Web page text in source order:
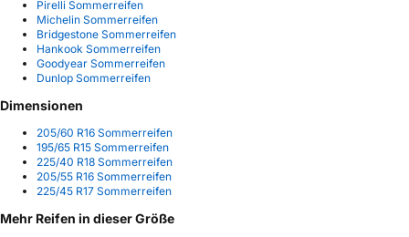
Pirelli Sommerreifen
Michelin Sommerreifen
Bridgestone Sommerreifen
Hankook Sommerreifen
Goodyear Sommerreifen
Dunlop Sommerreifen
Dimensionen
205/60 R16 Sommerreifen
195/65 R15 Sommerreifen
225/40 R18 Sommerreifen
205/55 R16 Sommerreifen
225/45 R17 Sommerreifen
Mehr Reifen in dieser Größe